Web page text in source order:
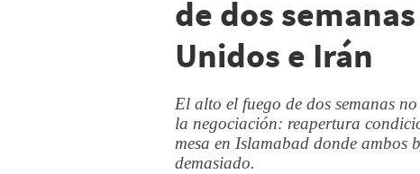
de dos
Unidos e Irán
El alto el fuego de dos semanas
la negociación: reapertura
mesa en Islamabad donde ambos
demasiado.